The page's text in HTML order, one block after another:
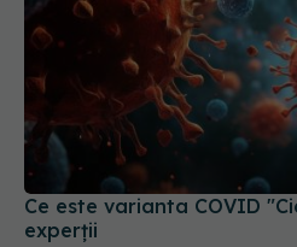
Ce este varianta COVID
experții
29 mar 2026, 10:32